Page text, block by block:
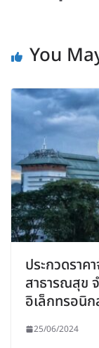
You
ประกวดรา
สาธารณสุข
อิเล็กทรอนิ
25/06/2024